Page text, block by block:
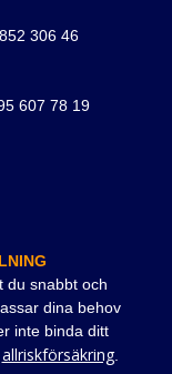
306 46
607 78 19
du snabbt och
dina behov
inte binda ditt
allriskförsäkring.